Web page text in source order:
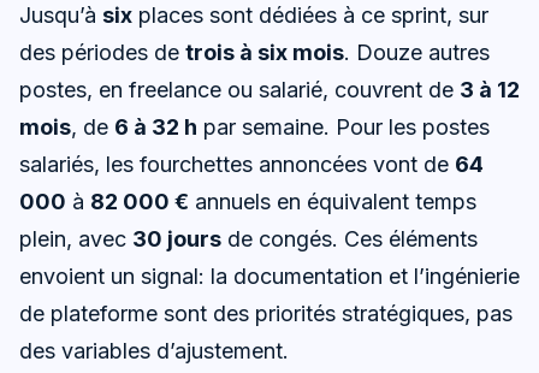
Jusqu’à six places sont dédiées à ce sprint, sur
des périodes de trois à six mois. Douze autres
postes, en freelance ou salarié, couvrent de 3 à 12
mois, de 6 à 32 h par semaine. Pour les postes
salariés, les fourchettes annoncées vont de 64
000 à 82 000 € annuels en équivalent temps
plein, avec 30 jours de congés. Ces éléments
envoient un signal: la documentation et l’ingénierie
de plateforme sont des priorités stratégiques, pas
des variables d’ajustement.